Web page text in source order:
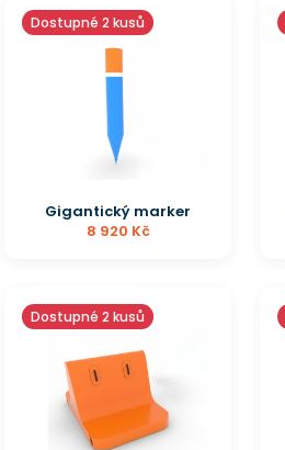
Dostupné 2 kusů
Gigantický marker
8 920 Kč
Dostupné 2 kusů